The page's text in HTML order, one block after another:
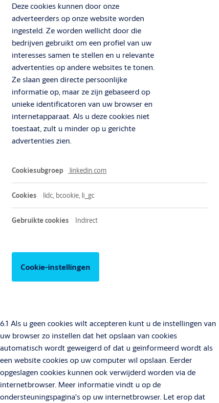
Deze cookies kunnen door onze
adverteerders op onze website worden
ingesteld. Ze worden wellicht door die
bedrijven gebruikt om een profiel van uw
interesses samen te stellen en u relevante
advertenties op andere websites te tonen.
Ze slaan geen directe persoonlijke
informatie op, maar ze zijn gebaseerd op
unieke identificatoren van uw browser en
internetapparaat. Als u deze cookies niet
toestaat, zult u minder op u gerichte
advertenties zien.
linkedin.com
lidc, bcookie, li_gc
Indirect
Cookie-instellingen
6.1 Als u geen cookies wilt accepteren kunt u de instellingen van
uw browser zo instellen dat het opslaan van cookies
automatisch wordt geweigerd of dat u geïnformeerd wordt als
een website cookies op uw computer wil opslaan. Eerder
opgeslagen cookies kunnen ook verwijderd worden via de
internetbrowser. Meer informatie vindt u op de
ondersteuningspagina's op uw internetbrowser. Let erop dat